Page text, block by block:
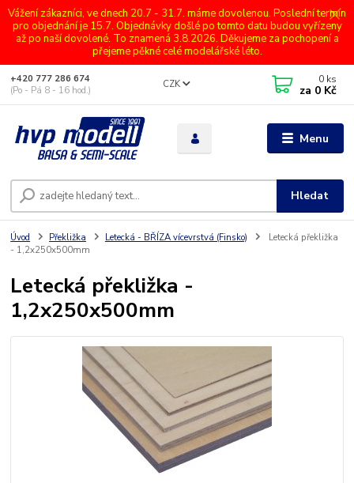
Vážení zákazníci, ve dnech 20.7 - 31.7. máme dovolenou. Poslední termín
pro objednání je 15.7. Objednávky došlé po tomto datu budou vyřízeny
až po naší dovolené. To znamená 3.8.2026. Děkujeme za pochopení a
přejeme pěkné celé modelářské léto.
Menu
CZK
Hledat
+420 777 286 674
(Po - Pá 8 - 16 hod.)
0 ks
za 0 Kč
Úvod Překližka Letecká - BŘÍZA vícevrstvá (Finsko)
Letecká překližka
- 1,2x250x500mm
Letecká překližka -
1,2x250x500mm